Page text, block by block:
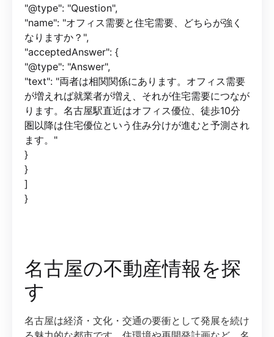
"@type": "Question",
"name": "オフィス需要と住宅需要、どちらが強く
なりますか？",
"acceptedAnswer": {
"@type": "Answer",
"text": "両者は相関関係にあります。オフィス需要
が増えれば就業者が増え、それが住宅需要につなが
ります。名古屋駅直近はオフィス優位、徒歩10分
圏以降は住宅優位という住み分けが進むと予測され
ます。"
}
}
]
}
名古屋の不動産情報を探
す
名古屋は経済・文化・交通の要衝として発展を続け